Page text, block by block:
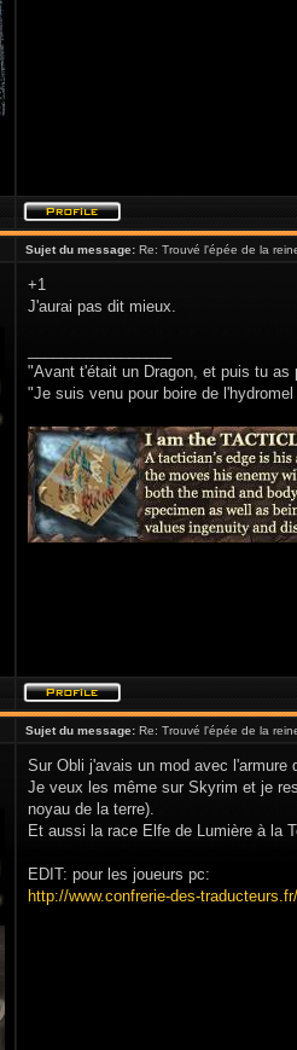
Sujet du message: Re: Trouvé l'épée de la
+1
J'aurai pas dit mieux.
"Avant t'était un Dragon, et puis tu as
"Je suis venu pour boire de
Sujet du message: Re: Trouvé l'épée de la
Sur Obli j'avais un mod avec l'armure
Je veux les même sur Skyrim et je
noyau de la terre).
Et aussi la race Elfe de Lumière à la
EDIT: pour les joueurs pc:
http://www.confrerie-des-